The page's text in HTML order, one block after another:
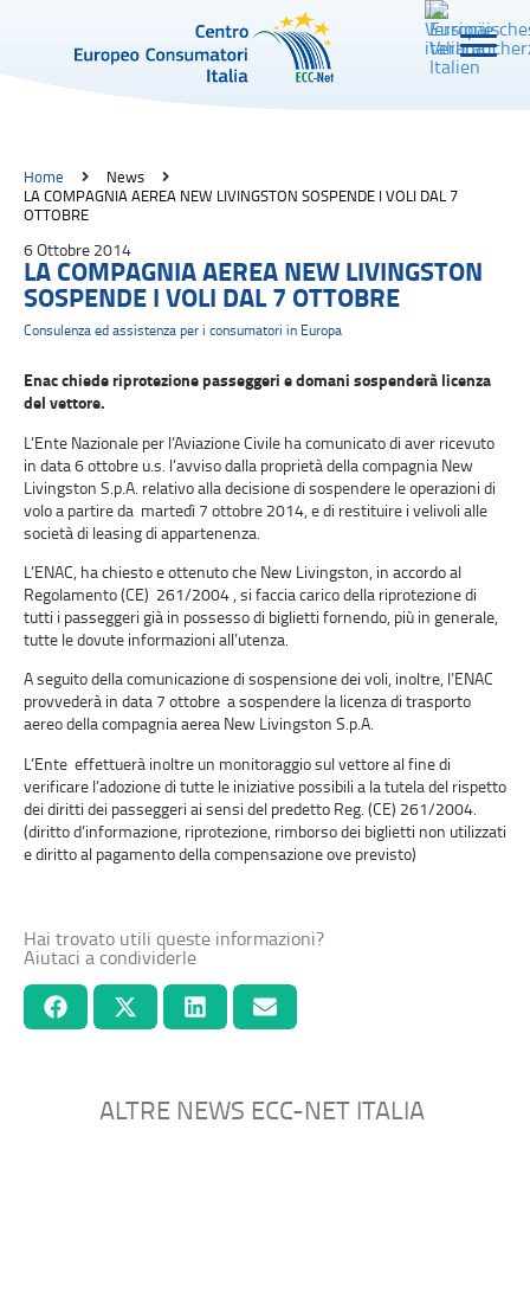
Home
News
LA COMPAGNIA AEREA NEW LIVINGSTON SOSPENDE I VOLI DAL 7
OTTOBRE
6 Ottobre 2014
LA COMPAGNIA AEREA NEW LIVINGSTON
SOSPENDE I VOLI DAL 7 OTTOBRE
Consulenza ed assistenza per i consumatori in Europa
Enac chiede riprotezione passeggeri e domani sospenderà licenza
del vettore.
L’Ente Nazionale per l’Aviazione Civile ha comunicato di aver ricevuto
in data 6 ottobre u.s. l’avviso dalla proprietà della compagnia New
Livingston S.p.A. relativo alla decisione di sospendere le operazioni di
volo a partire da martedì 7 ottobre 2014, e di restituire i velivoli alle
società di leasing di appartenenza.
L’ENAC, ha chiesto e ottenuto che New Livingston, in accordo al
Regolamento (CE) 261/2004 , si faccia carico della riprotezione di
tutti i passeggeri già in possesso di biglietti fornendo, più in generale,
tutte le dovute informazioni all’utenza.
A seguito della comunicazione di sospensione dei voli, inoltre, l’ENAC
provvederà in data 7 ottobre a sospendere la licenza di trasporto
aereo della compagnia aerea New Livingston S.p.A.
L’Ente effettuerà inoltre un monitoraggio sul vettore al fine di
verificare l’adozione di tutte le iniziative possibili a la tutela del rispetto
dei diritti dei passeggeri ai sensi del predetto Reg. (CE) 261/2004.
(diritto d’informazione, riprotezione, rimborso dei biglietti non utilizzati
e diritto al pagamento della compensazione ove previsto)
Hai trovato utili queste informazioni?
Aiutaci a condividerle
ALTRE NEWS ECC-NET ITALIA